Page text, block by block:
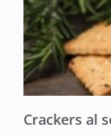
Crackers al